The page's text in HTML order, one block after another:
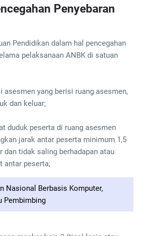
Penyebaran
Pendidikan dalam hal pencegahan
pelaksanaan ANBK di satuan
asesmen yang berisi ruang asesmen,
dan keluar;
duduk peserta di ruang asesmen
jarak antar peserta minimum 1,5
tidak saling berhadapan atau
antar peserta;
Nasional Berbasis Komputer,
Pembimbing